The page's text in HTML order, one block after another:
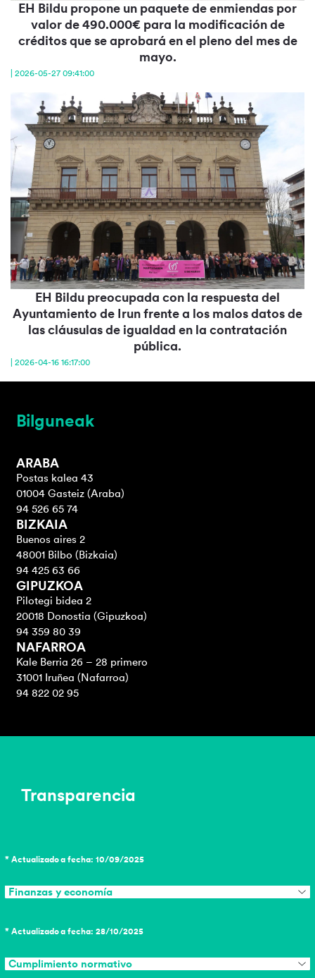
EH Bildu propone un paquete de enmiendas por
valor de 490.000€ para la modificación de
créditos que se aprobará en el pleno del mes de
mayo.
| 2026-05-27 09:41:00
EH Bildu preocupada con la respuesta del
Ayuntamiento de Irun frente a los malos datos de
las cláusulas de igualdad en la contratación
pública.
| 2026-04-16 16:17:00
Bilguneak
ARABA
Postas kalea 43
01004 Gasteiz (Araba)
94 526 65 74
BIZKAIA
Buenos aires 2
48001 Bilbo (Bizkaia)
94 425 63 66
GIPUZKOA
Pilotegi bidea 2
20018 Donostia (Gipuzkoa)
94 359 80 39
NAFARROA
Kale Berria 26 – 28 primero
31001 Iruñea (Nafarroa)
94 822 02 95
Transparencia
* Actualizado a fecha: 10/09/2025
Finanzas y economía
* Actualizado a fecha: 28/10/2025
Cumplimiento normativo